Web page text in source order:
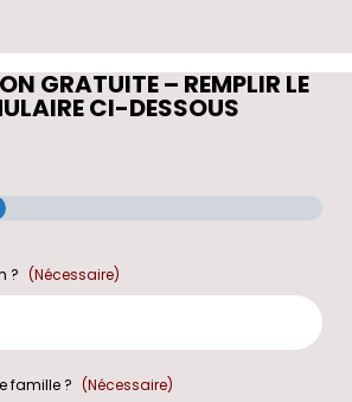
GRATUITE – REMPLIR LE
CI-DESSOUS
? (Nécessaire)
famille ? (Nécessaire)